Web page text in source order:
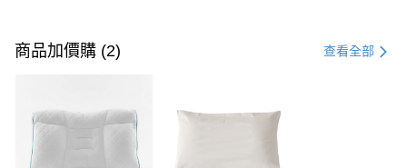
信用卡一次付款
3 期 0 利率 每期 NT$5,666
第一商業銀行
彰化商業銀行
LINE Pay
商品加價購 (2) 查看全部